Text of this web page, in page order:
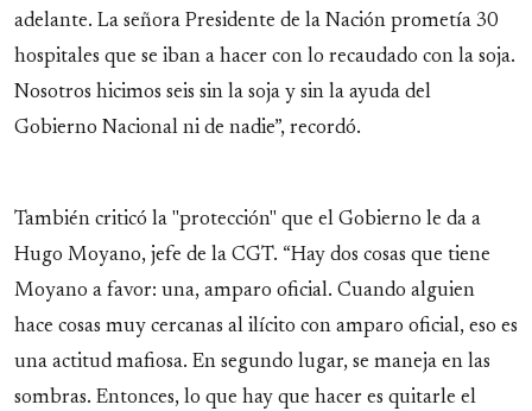
adelante. La señora Presidente de la Nación prometía 30
hospitales que se iban a hacer con lo recaudado con la soja.
Nosotros hicimos seis sin la soja y sin la ayuda del
Gobierno Nacional ni de nadie”, recordó.
También criticó la "protección" que el Gobierno le da a
Hugo Moyano, jefe de la CGT. “Hay dos cosas que tiene
Moyano a favor: una, amparo oficial. Cuando alguien
hace cosas muy cercanas al ilícito con amparo oficial, eso es
una actitud mafiosa. En segundo lugar, se maneja en las
sombras. Entonces, lo que hay que hacer es quitarle el